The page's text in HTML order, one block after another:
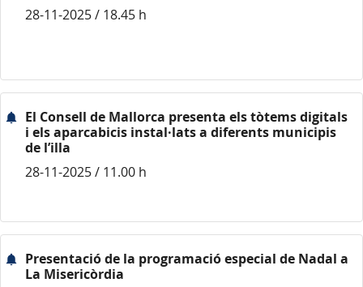
28-11-2025 / 18.45 h
El Consell de Mallorca presenta els tòtems digitals
i els aparcabicis instal·lats a diferents municipis
de l’illa
28-11-2025 / 11.00 h
Presentació de la programació especial de Nadal a
La Misericòrdia